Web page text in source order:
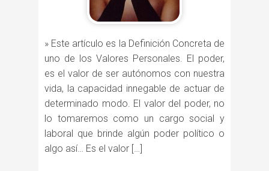
» Este artículo es la Definición Concreta de
uno de los Valores Personales. El poder,
es el valor de ser autónomos con nuestra
vida, la capacidad innegable de actuar de
determinado modo. El valor del poder, no
lo tomaremos como un cargo social y
laboral que brinde algún poder político o
algo así… Es el valor […]